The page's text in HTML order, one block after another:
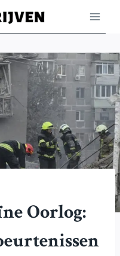
Oorlog: